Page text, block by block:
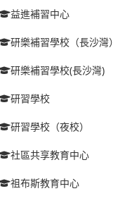
益進補習中心
研樂補習學校（長沙灣）
研樂補習學校(長沙灣)
研習學校
研習學校（夜校）
社區共享教育中心
祖布斯教育中心